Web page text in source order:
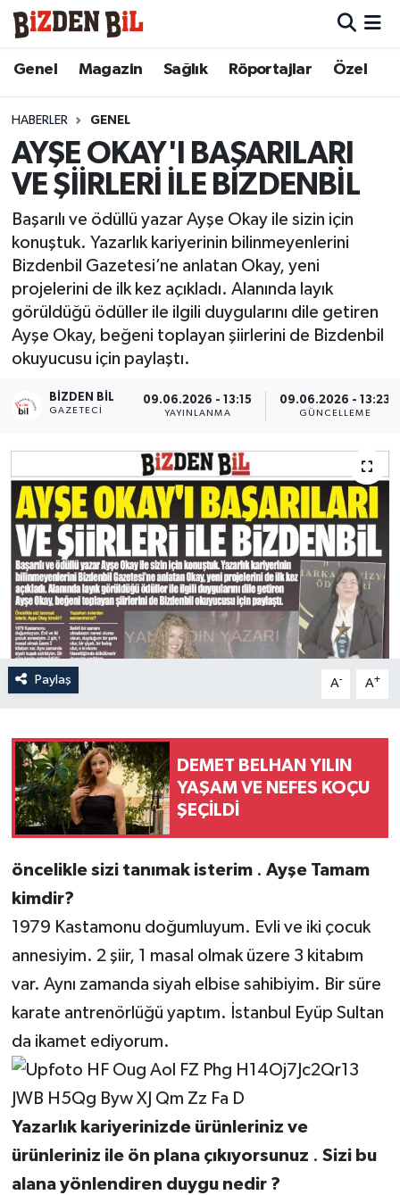
Genel Magazin Sağlık Röportajlar Özel
HABERLER GENEL
AYŞE OKAY'I BAŞARILARI
VE ŞİİRLERİ İLE BİZDENBİL
Başarılı ve ödüllü yazar Ayşe Okay ile sizin için
konuştuk. Yazarlık kariyerinin bilinmeyenlerini
Bizdenbil Gazetesi’ne anlatan Okay, yeni
projelerini de ilk kez açıkladı. Alanında layık
görüldüğü ödüller ile ilgili duygularını dile getiren
Ayşe Okay, beğeni toplayan şiirlerini de Bizdenbil
okuyucusu için paylaştı.
BIZDEN BIL
GAZETECI
09.06.2026 - 13:15
YAYINLANMA
09.06.2026 - 13:23
GÜNCELLEME
Paylaş A- A+
DEMET BELHAN YILIN
YAŞAM VE NEFES KOÇU
ŞEÇİLDİ
öncelikle sizi tanımak isterim. Ayşe Tamam
kimdir?
1979 Kastamonu doğumluyum. Evli ve iki çocuk
annesiyim. 2 şiir, 1 masal olmak üzere 3 kitabım
var. Aynı zamanda siyah elbise sahibiyim. Bir süre
karate antrenörlüğü yaptım. İstanbul Eyüp Sultan
da ikamet ediyorum.
Yazarlık kariyerinizde ürünleriniz ve
ürünleriniz ile ön plana çıkıyorsunuz . Sizi bu
alana yönlendiren duygu nedir ?
Hava Durumu
Trafik Durumu
Süper Lig Puan Durumu ve Fikstür
Tüm Manşetler
Son Dakika Haberleri
Haber Arşivi